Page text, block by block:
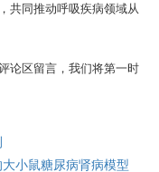
共同推动呼吸疾病领域从
论区留言，我们将第一时
小鼠糖尿病肾病模型